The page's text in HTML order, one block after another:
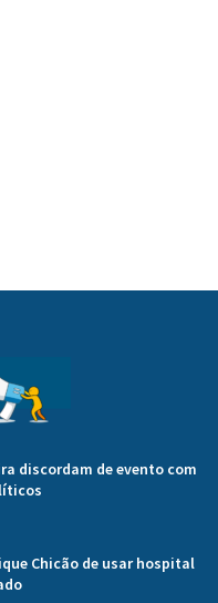
discordam de evento com
Chicão de usar hospital